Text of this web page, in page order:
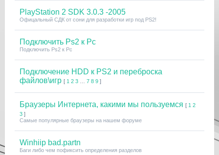
PlayStation 2 SDK 3.0.3 -2005
Офицальный СДК от сони для разработки игр под PS2!
Подключить Ps2 к Pc
Подключить Ps2 к Pc
Подключение HDD к PS2 и переброска
файлов\игр [ 1 2 3 7 8 9 ]
Браузеры Интернета, какими мы пользуемся [ 1 2
3 ]
Самые популярные браузеры на нашем форуме
Winhiip bad.partn
Баги либо чем пофиксить определения разделов